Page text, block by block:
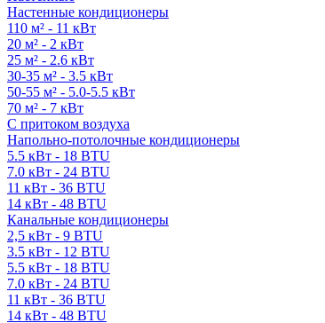
Настенные кондиционеры
110 м² - 11 кВт
20 м² - 2 кВт
25 м² - 2.6 кВт
30-35 м² - 3.5 кВт
50-55 м² - 5.0-5.5 кВт
70 м² - 7 кВт
С притоком воздуха
Напольно-потолочные кондиционеры
5.5 кВт - 18 BTU
7.0 кВт - 24 BTU
11 кВт - 36 BTU
14 кВт - 48 BTU
Канальные кондиционеры
2,5 кВт - 9 BTU
3.5 кВт - 12 BTU
5.5 кВт - 18 BTU
7.0 кВт - 24 BTU
11 кВт - 36 BTU
14 кВт - 48 BTU